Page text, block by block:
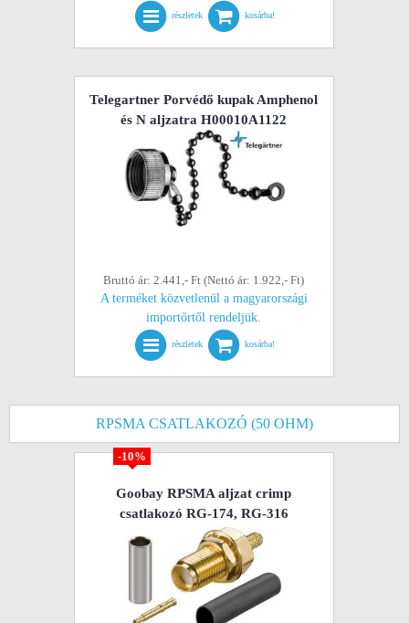
részletek kosárba!
Telegartner Porvédő kupak Amphenol
és N aljzatra H00010A1122
Bruttó ár: 2.441,- Ft (Nettó ár: 1.922,- Ft)
A terméket közvetlenül a magyarországi
importőrtől rendeljük.
részletek kosárba!
RPSMA CSATLAKOZÓ (50 OHM)
-10%
Goobay RPSMA aljzat crimp
csatlakozó RG-174, RG-316